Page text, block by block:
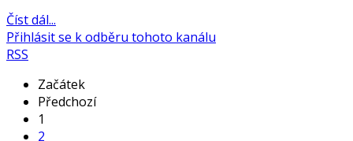
Číst dál...
Přihlásit se k odběru tohoto kanálu
RSS
Začátek
Předchozí
1
2